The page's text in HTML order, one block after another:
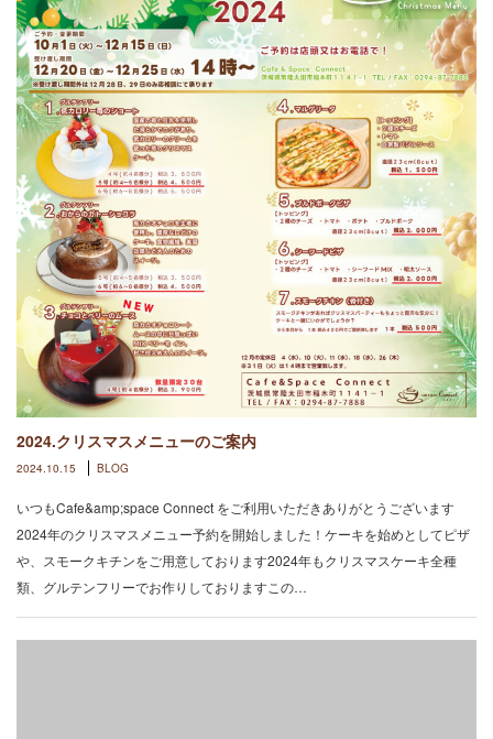
2024.クリスマスメニューのご案内
2024.10.15 BLOG
いつもCafe&amp;space Connect をご利用いただきありがとうございます
2024年のクリスマスメニュー予約を開始しました！ケーキを始めとしてピザ
や、スモークキチンをご用意しております2024年もクリスマスケーキ全種
類、グルテンフリーでお作りしておりますこの…